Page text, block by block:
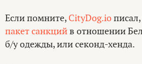
Если помните, CityDog.io
пакет санкцийв отношении
б/у одежды, или секонд-хенда.